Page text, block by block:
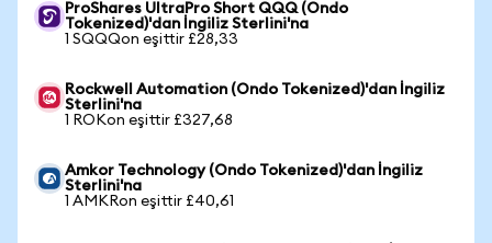
ProShares UltraPro Short QQQ (Ondo
Tokenized)'dan İngiliz Sterlini'na
1 SQQQon eşittir £28,33
Rockwell Automation (Ondo Tokenized)'dan İngiliz
Sterlini'na
1 ROKon eşittir £327,68
Amkor Technology (Ondo Tokenized)'dan İngiliz
Sterlini'na
1 AMKRon eşittir £40,61